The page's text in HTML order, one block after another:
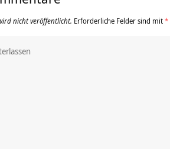
nicht veröffentlicht. Erforderliche Felder sind mit*